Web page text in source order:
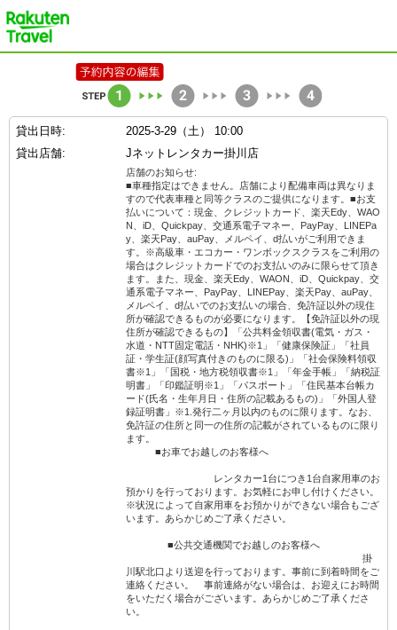
貸出日時:
2025-3-29（土） 10:00
貸出店舗:
Jネットレンタカー掛川店
店舗のお知らせ:
■車種指定はできません。店舗により配備車両は異なりま
すので代表車種と同等クラスのご提供になります。■お支
払いについて：現金、クレジットカード、楽天Edy、WAO
N、iD、Quickpay、交通系電子マネー、PayPay、LINEPa
y、楽天Pay、auPay、メルペイ、d払いがご利用できま
す。※高級車・エコカー・ワンボックスクラスをご利用の
場合はクレジットカードでのお支払いのみに限らせて頂き
ます。また、現金、楽天Edy、WAON、iD、Quickpay、交
通系電子マネー、PayPay、LINEPay、楽天Pay、auPay、
メルペイ、d払いでのお支払いの場合、免許証以外の現住
所が確認できるものが必要になります。【免許証以外の現
住所が確認できるもの】「公共料金領収書(電気・ガス・
水道・NTT固定電話・NHK)※1」「健康保険証」「社員
証・学生証(顔写真付きのものに限る)」「社会保険料領収
書※1」「国税・地方税領収書※1」「年金手帳」「納税証
明書」「印鑑証明※1」「パスポート」「住民基本台帳カ
ード(氏名・生年月日・住所の記載あるもの)」「外国人登
録証明書」※1.発行二ヶ月以内のものに限ります。なお、
免許証の住所と同一の住所の記載がされているものに限り
ます。
■お車でお越しのお客様へ
レンタカー1台につき1台自家用車のお
預かりを行っております。お気軽にお申し付けください。
※状況によって自家用車をお預かりができない場合もござ
います。あらかじめご了承ください。
■公共交通機関でお越しのお客様へ
掛
川駅北口より送迎を行っております。事前に到着時間をご
連絡ください。 事前連絡がない場合は、お迎えにお時間
をいただく場合がございます。あらかじめご了承くださ
い。